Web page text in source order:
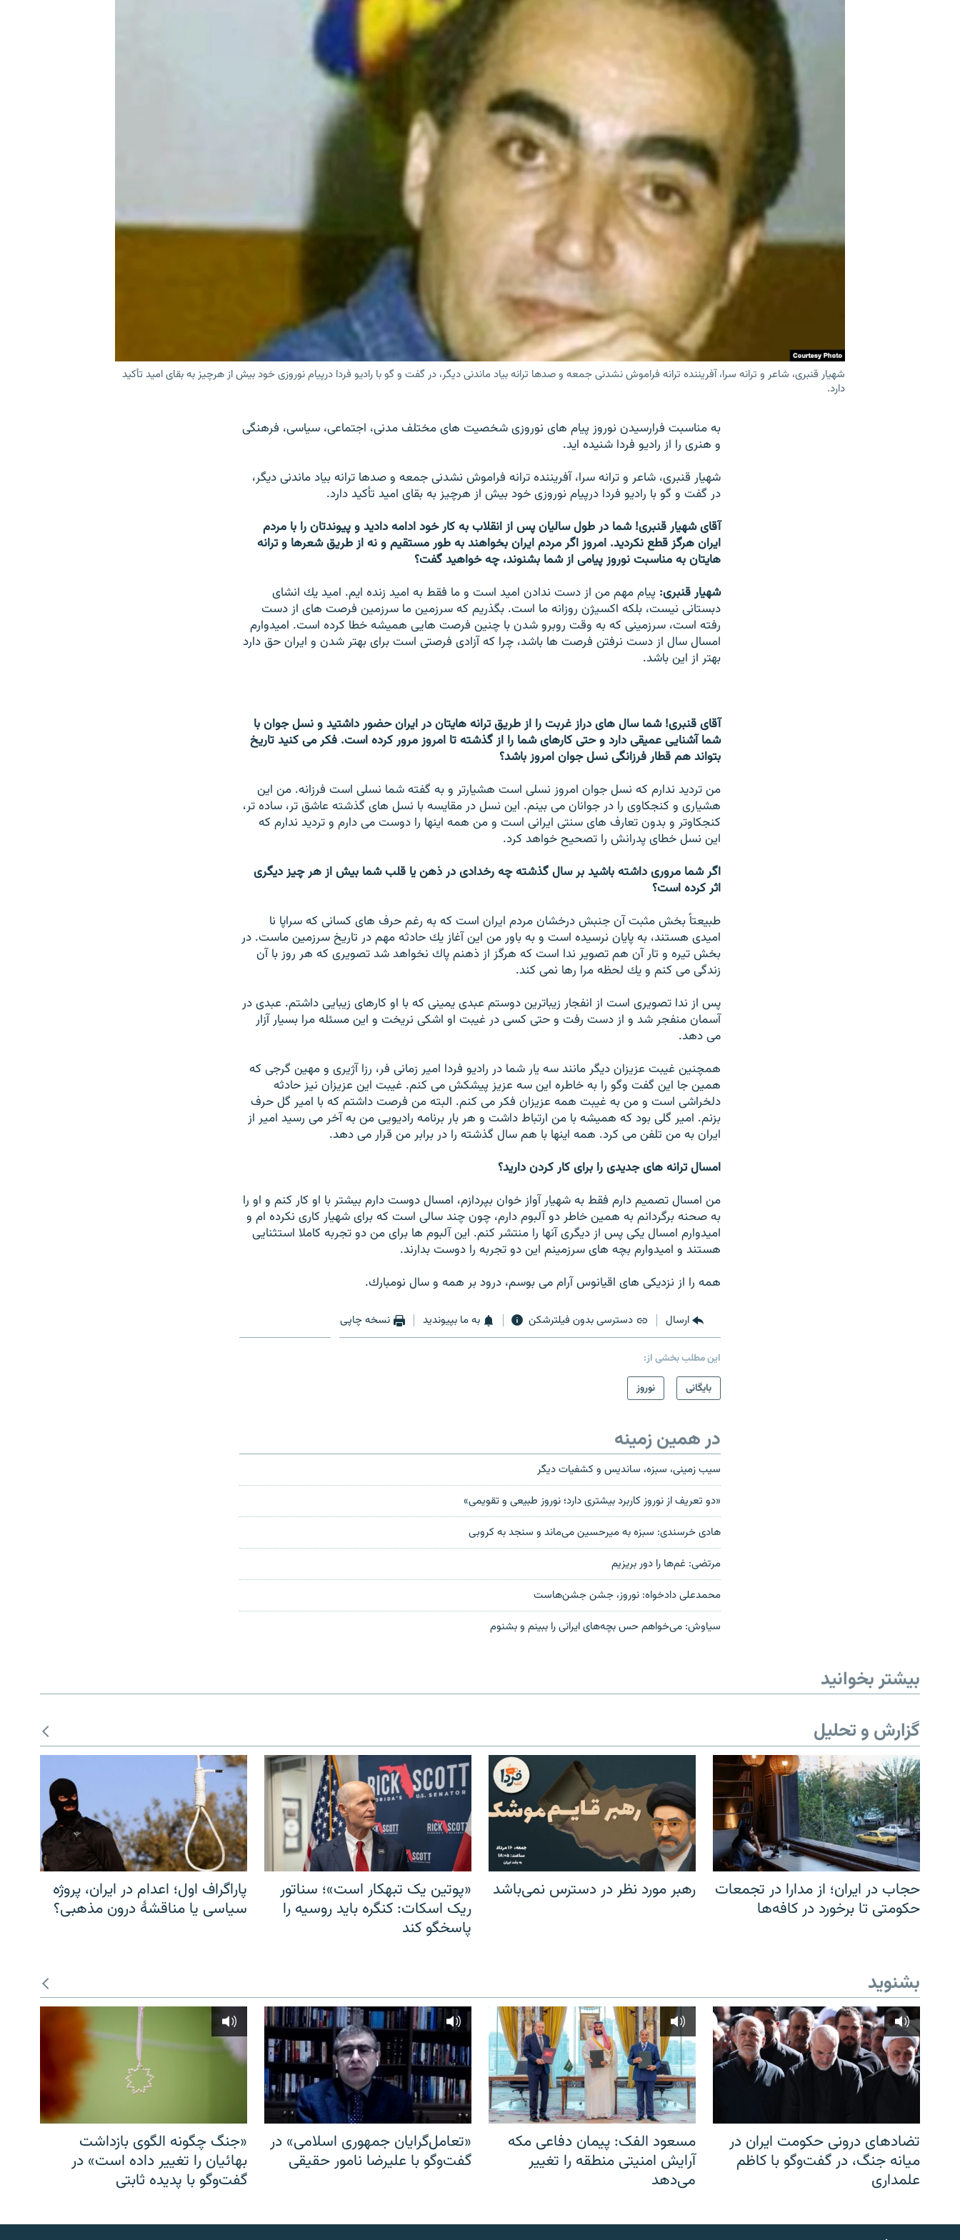
شهيار قنبرى، شاعر و ترانه سرا، آفريننده ترانه فراموش نشدنى جمعه و صدها ترانه بياد ماندنى ديگر، در گفت و گو با راديو فردا درپيام نوروزى خود بيش از هرچيز به بقاى اميد تأكيد
دارد.
به مناسبت فرارسيدن نوروز پيام هاى نوروزى شخصيت هاى مختلف مدنى، اجتماعى، سياسى، فرهنگى
و هنرى را از راديو فردا شنيده ايد.
شهيار قنبرى، شاعر و ترانه سرا، آفريننده ترانه فراموش نشدنى جمعه و صدها ترانه بياد ماندنى ديگر،
در گفت و گو با راديو فردا درپيام نوروزى خود بيش از هرچيز به بقاى اميد تأكيد دارد.
آقاى شهيار قنبرى! شما در طول ساليان پس از انقلاب به كار خود ادامه داديد و پيوندتان را با مردم
ايران هرگز قطع نكرديد. امروز اگر مردم ايران بخواهند به طور مستقيم و نه از طريق شعرها و ترانه
هايتان به مناسبت نوروز پيامى از شما بشنوند، چه خواهيد گفت؟
شهیار قنبری: پيام مهم من از دست ندادن اميد است و ما فقط به اميد زنده ايم. اميد يك انشاى
دبستانى نيست، بلكه اكسيژن روزانه ما است. بگذريم كه سرزمين ما سرزمين فرصت هاى از دست
رفته است، سرزمينى كه به وقت روبرو شدن با چنين فرصت هايى هميشه خطا كرده است. اميدوارم
امسال سال از دست نرفتن فرصت ها باشد، چرا كه آزادى فرصتى است براى بهتر شدن و ايران حق دارد
بهتر از اين باشد.
آقاى قنبرى! شما سال هاى دراز غربت را از طريق ترانه هايتان در ايران حضور داشتيد و نسل جوان با
شما آشنايى عميقى دارد و حتى كارهاى شما را از گذشته تا امروز مرور كرده است. فكر مى كنيد تاريخ
بتواند هم قطار فرزانگى نسل جوان امروز باشد؟
من ترديد ندارم كه نسل جوان امروز نسلى است هشيارتر و به گفته شما نسلى است فرزانه. من اين
هشيارى و كنجكاوى را در جوانان مى بينم. اين نسل در مقايسه با نسل هاى گذشته عاشق تر، ساده تر،
كنجكاوتر و بدون تعارف هاى سنتى ايرانى است و من همه اينها را دوست مى دارم و ترديد ندارم كه
اين نسل خطاى پدرانش را تصحيح خواهد كرد.
اگر شما مرورى داشته باشيد بر سال گذشته چه رخدادى در ذهن يا قلب شما بيش از هر چيز ديگرى
اثر كرده است؟
طبيعتاً بخش مثبت آن جنبش درخشان مردم ايران است كه به رغم حرف هاى كسانى كه سراپا نا
اميدى هستند، به پايان نرسيده است و به باور من اين آغاز يك حادثه مهم در تاريخ سرزمين ماست. در
بخش تيره و تار آن هم تصوير ندا است كه هرگز از ذهنم پاك نخواهد شد تصويرى كه هر روز با آن
زندگى مى كنم و يك لحظه مرا رها نمى كند.
پس از ندا تصويرى است از انفجار زيباترين دوستم عبدى يمينى كه با او كارهاى زيبايى داشتم. عبدى در
آسمان منفجر شد و از دست رفت و حتى كسى در غيبت او اشكى نريخت و اين مسئله مرا بسيار آزار
مى دهد.
همچنين غيبت عزيزان ديگر مانند سه يار شما در راديو فردا امير زمانى فر، رزا آژيرى و مهين گرجى كه
همين جا اين گفت وگو را به خاطره اين سه عزيز پيشكش مى كنم. غيبت اين عزيزان نيز حادثه
دلخراشى است و من به غيبت همه عزيزان فكر مى كنم. البته من فرصت داشتم كه با امير گل حرف
بزنم. امير گلى بود كه هميشه با من ارتباط داشت و هر بار برنامه راديويى من به آخر مى رسيد امير از
ايران به من تلفن مى كرد. همه اينها با هم سال گذشته را در برابر من قرار مى دهد.
امسال ترانه هاى جديدى را برای کار کردن دارید؟
من امسال تصميم دارم فقط به شهيار آواز خوان بپردازم، امسال دوست دارم بيشتر با او كار كنم و او را
به صحنه برگردانم به همين خاطر دو آلبوم دارم، چون چند سالى است كه براى شهيار كارى نكرده ام و
اميدوارم امسال يكى پس از ديگرى آنها را منتشر كنم. اين آلبوم ها براى من دو تجربه كاملا استثنايى
هستند و اميدوارم بچه هاى سرزمينم اين دو تجربه را دوست بدارند.
همه را از نزديكى هاى اقيانوس آرام مى بوسم، درود بر همه و سال نومبارك.
ارسال دسترسی بدون فیلترشکن به ما بپیوندید نسخه چاپی
این مطلب بخشی از:
بایگانی
نوروز
در همین زمینه
سیب زمینی، سبزه، ساندیس و کشفیات دیگر
«دو تعریف از نوروز کاربرد بیشتری دارد؛ نوروز طبیعی و تقویمی»
هادی خرسندی: سبزه به میرحسین می‌ماند و سنجد به کروبی
مرتضی: غم‌ها را دور بریزیم
محمدعلی دادخواه: نوروز، جشن جشن‌هاست
سیاوش: می‌خواهم حس بچه‌های ایرانی را ببینم و بشنوم
بیشتر بخوانید
گزارش و تحلیل
حجاب در ایران؛ از مدارا در تجمعات
حکومتی تا برخورد در کافه‌ها
رهبر مورد نظر در دسترس نمی‌باشد
«پوتین یک تبهکار است»؛ سناتور
ریک اسکات: کنگره باید روسیه را
پاسخگو کند
پاراگراف اول؛ اعدام در ایران، پروژه
سیاسی یا مناقشهٔ درون مذهبی؟
بشنوید
تضادهای درونی حکومت ایران در
میانه جنگ، در گفت‌‌وگو با کاظم
علمداری
مسعود الفک: پیمان دفاعی مکه
آرایش امنیتی منطقه را تغییر
می‌دهد
«تعامل‌گرایان جمهوری اسلامی» در
گفت‌وگو با علیرضا نامور حقیقی
«جنگ چگونه الگوی بازداشت
بهائیان را تغییر داده است» در
گفت‌وگو با پدیده ثابتی